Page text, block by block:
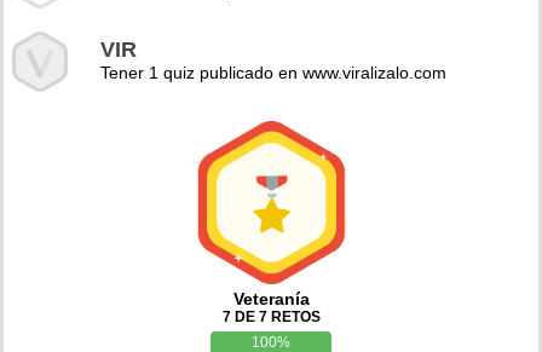
VIR
Tener 1 quiz publicado en www.viralizalo.com
Veteranía
7 DE 7 RETOS
100%